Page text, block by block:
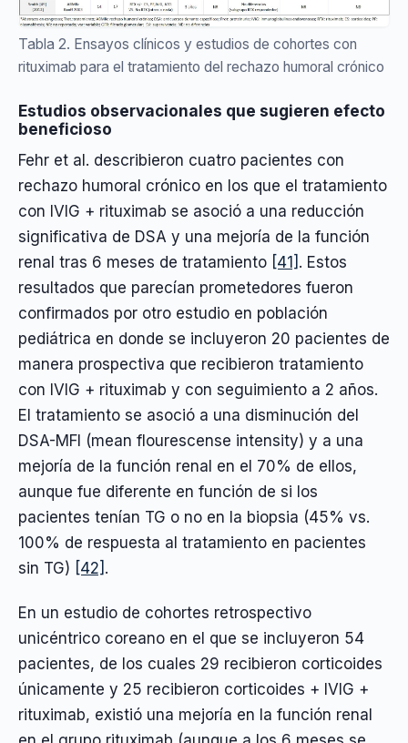
Tabla 2. Ensayos clínicos y estudios de cohortes con
rituximab para el tratamiento del rechazo humoral crónico
Estudios observacionales que sugieren efecto
beneficioso
Fehr et al. describieron cuatro pacientes con
rechazo humoral crónico en los que el tratamiento
con IVIG + rituximab se asoció a una reducción
significativa de DSA y una mejoría de la función
renal tras 6 meses de tratamiento [41] . Estos
resultados que parecían prometedores fueron
confirmados por otro estudio en población
pediátrica en donde se incluyeron 20 pacientes de
manera prospectiva que recibieron tratamiento
con IVIG + rituximab y con seguimiento a 2 años.
El tratamiento se asoció a una disminución del
DSA-MFI (mean flourescense intensity) y a una
mejoría de la función renal en el 70% de ellos,
aunque fue diferente en función de si los
pacientes tenían TG o no en la biopsia (45% vs.
100% de respuesta al tratamiento en pacientes
sin TG) [42] .
En un estudio de cohortes retrospectivo
unicéntrico coreano en el que se incluyeron 54
pacientes, de los cuales 29 recibieron corticoides
únicamente y 25 recibieron corticoides + IVIG +
rituximab, existió una mejoría en la función renal